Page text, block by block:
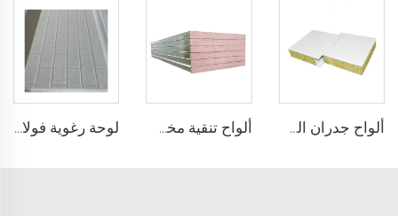
ألواح جدران الصوف الصخري للغرف النظيفة ألواح الرغوة المركبة لوحة التنقية ألواح تنقية مخصصة للجدران الغرف الباردة غرف التنقية مقاومة للماء والنار يدوية الصنع لوحة رغوية فولاذية معزولة سمكها 30-100 ملم من البوليستيرين EPS لوحة رغوية جانبية من PU لوحة سقف